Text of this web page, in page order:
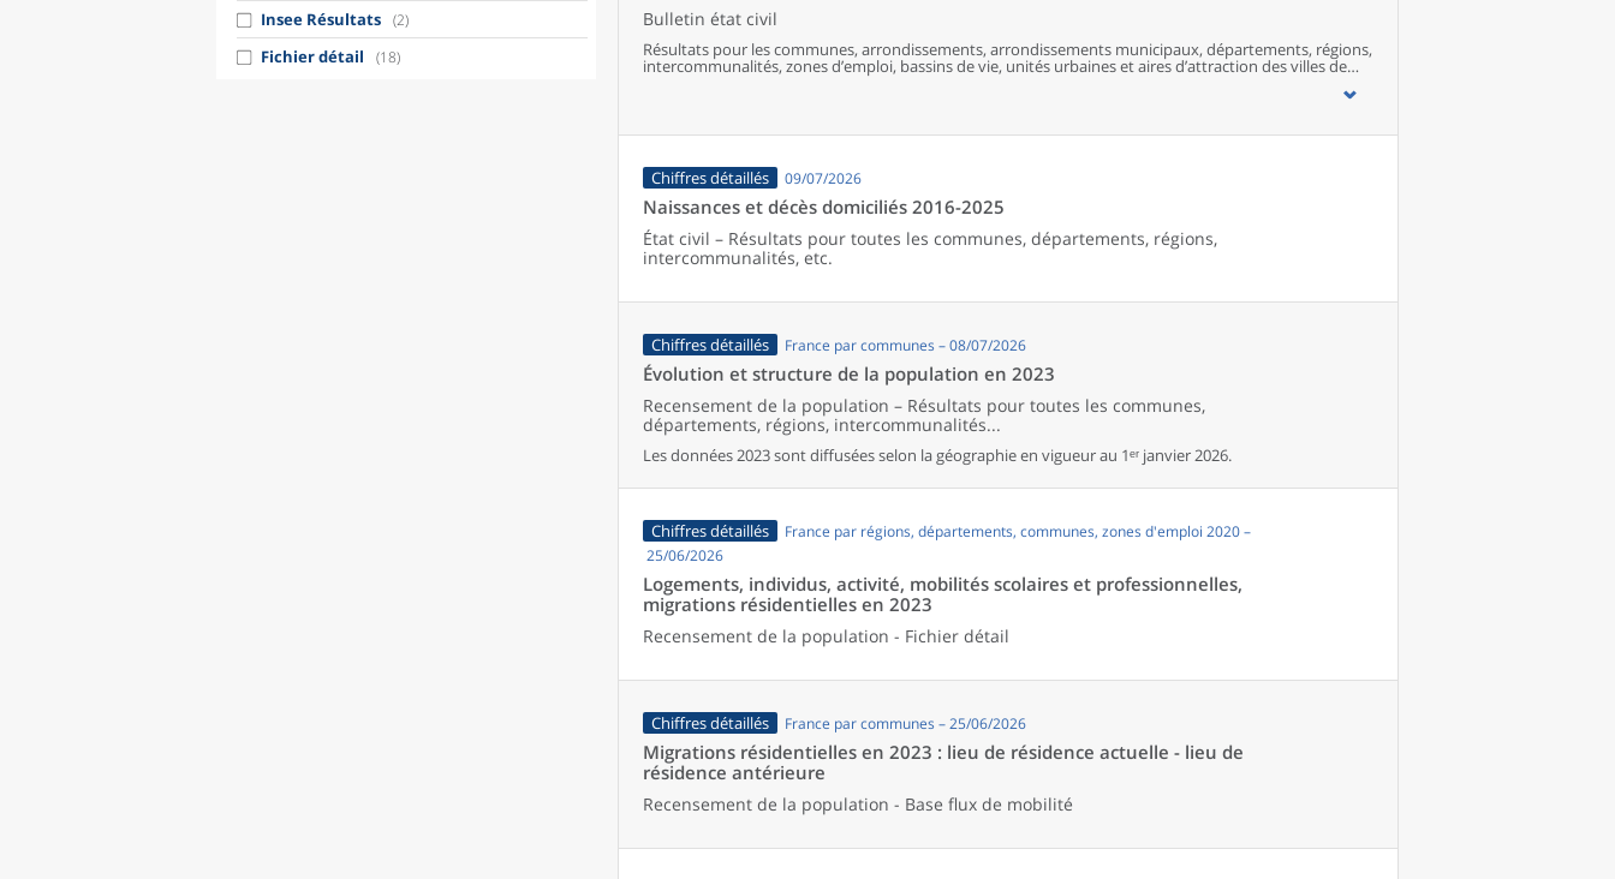
Insee Résultats (2)
Fichier détail (18)
Bulletin état civil
Résultats pour les communes, arrondissements, arrondissements municipaux, départements, régions,
intercommunalités, zones d’emploi, bassins de vie, unités urbaines et aires d’attraction des villes de
Chiffres détaillés 09/07/2026
Naissances et décès domiciliés 2016-2025
État civil – Résultats pour toutes les communes, départements, régions,
intercommunalités, etc.
Chiffres détaillés France par communes – 08/07/2026
Évolution et structure de la population en 2023
Recensement de la population – Résultats pour toutes les communes,
départements, régions, intercommunalités...
Les données 2023 sont diffusées selon la géographie en vigueur au 1ᵉʳ janvier 2026.
Chiffres détaillés
France par régions, départements, communes, zones d'emploi 2020 –
25/06/2026
Logements, individus, activité, mobilités scolaires et professionnelles,
migrations résidentielles en 2023
Recensement de la population - Fichier détail
Chiffres détaillés France par communes – 25/06/2026
Migrations résidentielles en 2023 : lieu de résidence actuelle - lieu de
résidence antérieure
Recensement de la population - Base flux de mobilité